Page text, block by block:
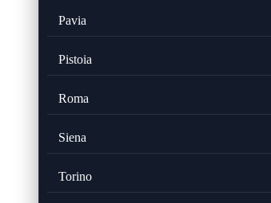
Pavia
Pistoia
Roma
Siena
Torino